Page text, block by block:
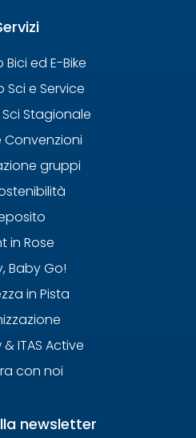
ed E-Bike
Sci e Service
Stagionale
Convenzioni
gruppi
in Rose
Baby Go!
in Pista
& ITAS Active
con noi
newsletter